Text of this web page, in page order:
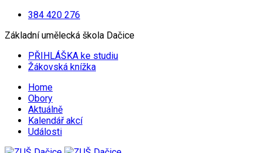
384 420 276
Základní umělecká škola Dačice
PŘIHLÁŠKA ke studiu
Žákovská knížka
Home
Obory
Aktuálně
Kalendář akcí
Události